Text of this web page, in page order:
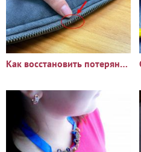
Как восстановить потерянные зубья молнии